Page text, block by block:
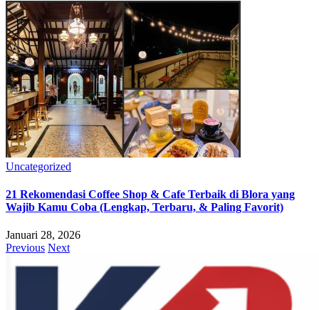
Uncategorized
21 Rekomendasi Coffee Shop & Cafe Terbaik di Blora yang
Wajib Kamu Coba (Lengkap, Terbaru, & Paling Favorit)
Januari 28, 2026
Previous Next